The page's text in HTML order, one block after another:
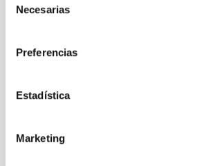
Necesarias
Preferencias
Estadística
Marketing
Clausurada la XXIX Canary Islands